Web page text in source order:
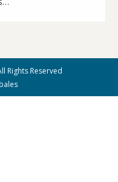
Rights Reserved